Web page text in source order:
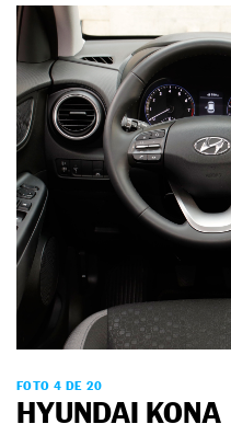
FOTO 4 DE 20
HYUNDAI KONA